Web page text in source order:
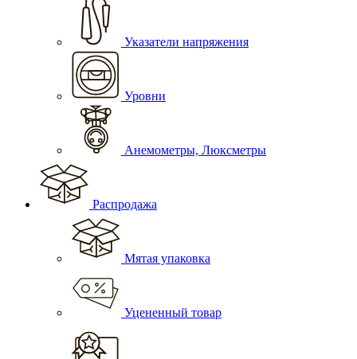
Указатели напряжения
Уровни
Анемометры, Люксметры
Распродажа
Мятая упаковка
Уцененный товар